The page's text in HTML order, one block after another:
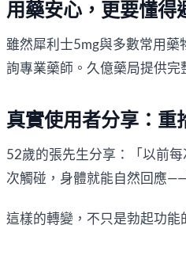
用藥安心，更要懂得
雖然犀利士5mg與多數常用藥
詢專業藥師。久億藥局提供完
真實使用者分享：重
52歲的張先生分享：「以前
次觸碰，身體就能自然回應
這樣的轉變，不只是勃起功能